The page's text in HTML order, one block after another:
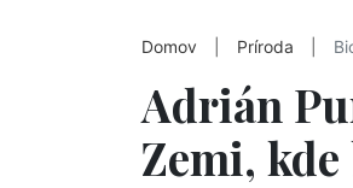
Domov Príroda
Adrián
Zemi,